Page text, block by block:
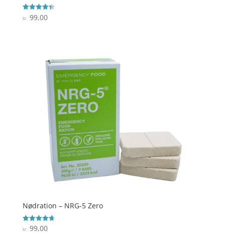
Vurderet
4.4
kr. 99,00
Nødration – NRG-5 Zero
Vurderet
4.7
kr.99,00